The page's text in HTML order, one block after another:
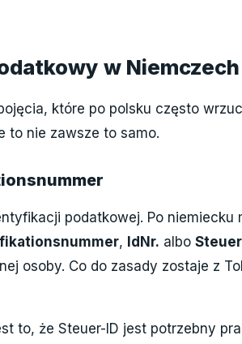
w
które po polsku często
to nie zawsze to samo.
podatkowej. Po niemiecku
, IdNr. albo
osoby. Co do zasady zostaje z
to, że Steuer-ID jest potrzebny